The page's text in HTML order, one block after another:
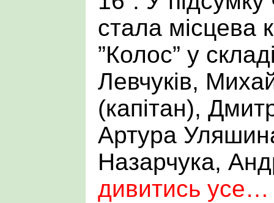
стала місцева
”Колос” у
Левчуків,
(капітан),
Артура
Назарчука,
дивитись усе…